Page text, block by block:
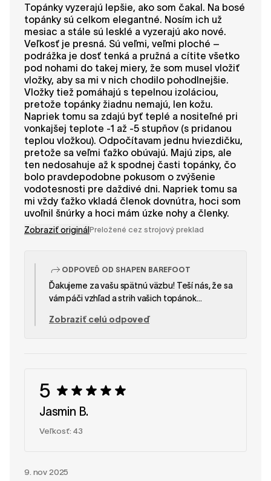
Topánky vyzerajú lepšie, ako som čakal. Na bosé
topánky sú celkom elegantné. Nosím ich už
mesiac a stále sú lesklé a vyzerajú ako nové.
Veľkosť je presná. Sú veľmi, veľmi ploché –
podrážka je dosť tenká a pružná a cítite všetko
pod nohami do takej miery, že som musel vložiť
vložky, aby sa mi v nich chodilo pohodlnejšie.
Vložky tiež pomáhajú s tepelnou izoláciou,
pretože topánky žiadnu nemajú, len kožu.
Napriek tomu sa zdajú byť teplé a nositeľné pri
vonkajšej teplote -1 až -5 stupňov (s pridanou
teplou vložkou). Odpočítavam jednu hviezdičku,
pretože sa veľmi ťažko obúvajú. Majú zips, ale
ten nedosahuje až k spodnej časti topánky, čo
bolo pravdepodobne pokusom o zvýšenie
vodotesnosti pre daždivé dni. Napriek tomu sa
mi vždy ťažko vkladá členok dovnútra, hoci som
uvoľnil šnúrky a hoci mám úzke nohy a členky.
Zobraziť originál Preložené cez strojový preklad
ODPOVEĎ OD SHAPEN BAREFOOT
Ďakujeme za vašu spätnú väzbu! Teší nás, že sa
vám páči vzhľad a strih vašich topánok
spočiatku pôsobiť nezvyčajne, preto pridanie
cenná! Tím SHAPEN
Zobraziť celú odpoveď
5
Jasmin B.
Veľkosť: 43
9. nov 2025